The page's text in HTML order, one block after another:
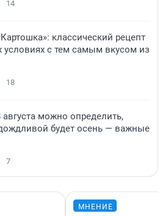
14
классический рецепт
с тем самым вкусом из
18
августа можно определить,
будет осень — важные
7
МНЕНИЕ